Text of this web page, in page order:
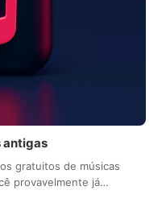
antigas
gratuitos de músicas
provavelmente já…